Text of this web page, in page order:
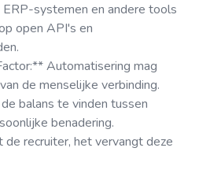
systemen en andere tools
open API's en
Automatisering mag
de menselijke verbinding.
balans te vinden tussen
benadering.
recruiter, het vervangt deze